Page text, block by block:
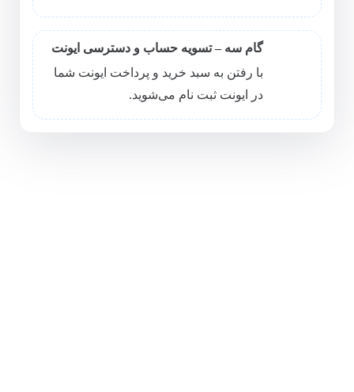
گام سه – تسویه حساب و دسترسی ایونت
با رفتن به سبد خرید و پرداخت ایونت شما
در ایونت ثبت نام می‌شوید.